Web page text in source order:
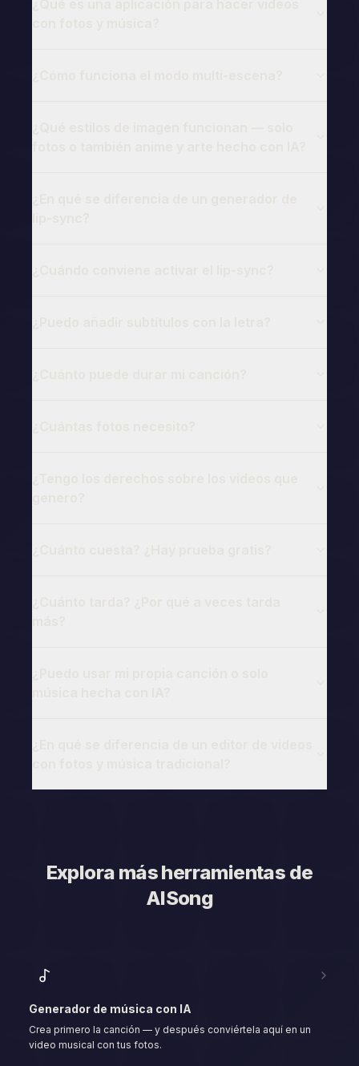
Explora más herramientas de
AISong
Generador de música con IA
Crea primero la canción — y después conviértela aquí en un
video musical con tus fotos.